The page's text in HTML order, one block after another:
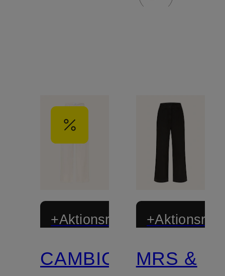
+Aktionsrabatt
CAMBIO
MRS &